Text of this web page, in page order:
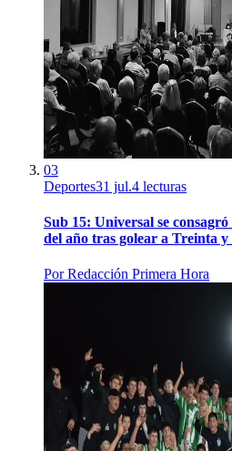
03
Deportes31 jul.4 lecturas
Sub 15: Universal se
del año tras golear a Treinta y
PorRedacción Primera Hora